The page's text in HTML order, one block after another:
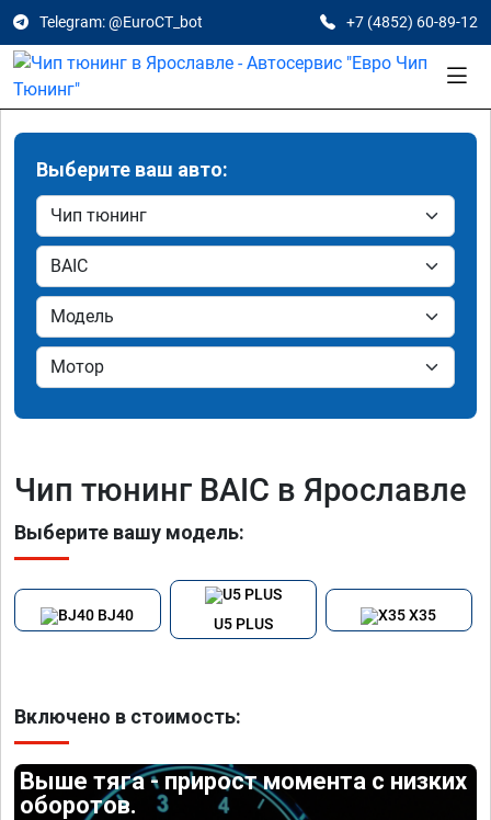
Telegram: @EuroCT_bot +7 (4852) 60-89-12
Выберите ваш авто:
Чип тюнинг BAIC в Ярославле
Выберите вашу модель:
BJ40
U5 PLUS
X35
Включено в стоимость:
Выше тяга - прирост момента с низких
оборотов.